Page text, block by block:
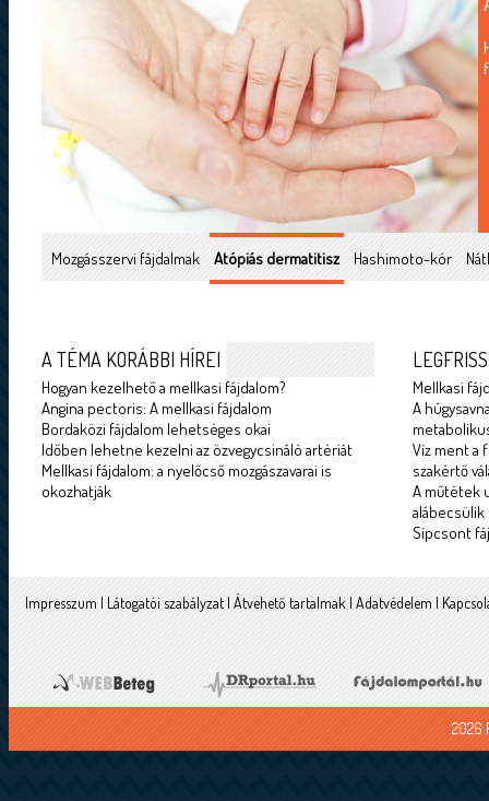
Mozgásszervi fájdalmak Atópiás dermatitisz Hashimoto-kór
A TÉMA KORÁBBI HÍREI
Hogyan kezelhető a mellkasi fájdalom?
Angina pectoris: A mellkasi fájdalom
Bordaközi fájdalom lehetséges okai
Időben lehetne kezelni az özvegycsináló artériát
Mellkasi fájdalom: a nyelőcső mozgászavarai is
okozhatják
Mellkasi
A
Víz ment a
szakértő
A műtétek
alábecsülik
Sípcsont
Impresszum | Látogatói szabályzat | Átvehető tartalmak | Adatvédelem |
2026